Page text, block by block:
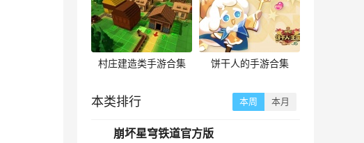
村庄建造类手游合集 饼干人的手游合集
本类排行 本周 本月
崩坏星穹铁道官方版